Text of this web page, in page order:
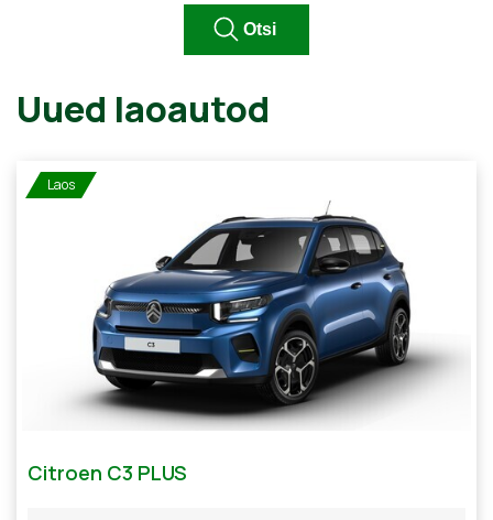
Uued laoautod
Laos
Citroen C3 PLUS